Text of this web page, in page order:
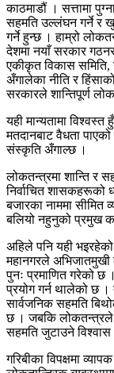
काठमाडौं । सत्तामा
सहमति उल्लंघन गर्ने र
गर्ने हुन्छ । हाम्रो
देशमा नयाँ सरकार
एकीकृत विकास
अँगालेका नीति र
सरकारले शान्तिपूर्ण
यही मान्यतामा
मतदानबाट वैधता
संस्कृति अँगाल्छ ।
लोकतन्त्रमा शान्ति र
निर्वाचित शासकहरूको
बजारका नाममा सीमित
बलियो नहुनुको प्रमुख
अहिले पनि यही
महानगरले
पुनः प्रमाणित गरेको छ
प्रयोग गर्न थालेको छ ।
सार्वजनिक सहमति
छ । जबकि लोकतन्त्रले
सहमति जुटाउने
गरिबीका विपक्षमा